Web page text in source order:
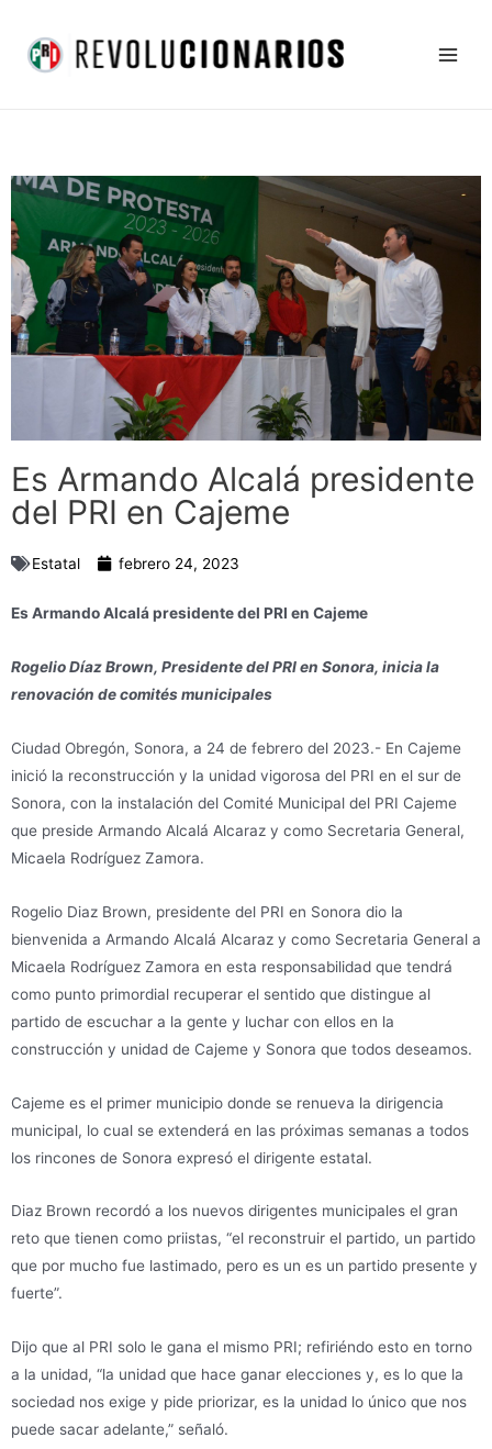
contenido
Es Armando Alcalá presidente
del PRI en Cajeme
Estatal febrero 24, 2023
Es Armando Alcalá presidente del PRI en Cajeme
­Rogelio Díaz Brown, Presidente del PRI en Sonora, inicia la
renovación de comités municipales
Ciudad Obregón, Sonora, a 24 de febrero del 2023.- En Cajeme
inició la reconstrucción y la unidad vigorosa del PRI en el sur de
Sonora, con la instalación del Comité Municipal del PRI Cajeme
que preside Armando Alcalá Alcaraz y como Secretaria General,
Micaela Rodríguez Zamora.
Rogelio Diaz Brown, presidente del PRI en Sonora dio la
bienvenida a Armando Alcalá Alcaraz y como Secretaria General a
Micaela Rodríguez Zamora en esta responsabilidad que tendrá
como punto primordial recuperar el sentido que distingue al
partido de escuchar a la gente y luchar con ellos en la
construcción y unidad de Cajeme y Sonora que todos deseamos.
Cajeme es el primer municipio donde se renueva la dirigencia
municipal, lo cual se extenderá en las próximas semanas a todos
los rincones de Sonora expresó el dirigente estatal.
Diaz Brown recordó a los nuevos dirigentes municipales el gran
reto que tienen como priistas, “el reconstruir el partido, un partido
que por mucho fue lastimado, pero es un es un partido presente y
fuerte”.
Dijo que al PRI solo le gana el mismo PRI; refiriéndo esto en torno
a la unidad, “la unidad que hace ganar elecciones y, es lo que la
sociedad nos exige y pide priorizar, es la unidad lo único que nos
puede sacar adelante,” señaló.